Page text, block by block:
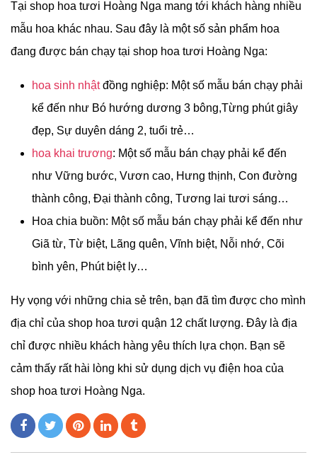
Tại shop hoa tươi Hoàng Nga mang tới khách hàng nhiều
mẫu hoa khác nhau. Sau đây là một số sản phẩm hoa
đang được bán chạy tại shop hoa tươi Hoàng Nga:
hoa sinh nhậtđồng nghiệp: Một số mẫu bán chạy phải
kể đến như Bó hướng dương 3 bông,Từng phút giây
đẹp, Sự duyên dáng 2, tuổi trẻ…
hoa khai trương: Một số mẫu bán chạy phải kể đến
như Vững bước, Vươn cao, Hưng thịnh, Con đường
thành công, Đại thành công, Tương lai tươi sáng…
Hoa chia buồn: Một số mẫu bán chạy phải kể đến như
Giã từ, Từ biệt, Lãng quên, Vĩnh biệt, Nỗi nhớ, Cõi
bình yên, Phút biệt ly…
Hy vọng với những chia sẻ trên, bạn đã tìm được cho mình
địa chỉ của shop hoa tươi quận 12 chất lượng. Đây là địa
chỉ được nhiều khách hàng yêu thích lựa chọn. Bạn sẽ
cảm thấy rất hài lòng khi sử dụng dịch vụ điện hoa của
shop hoa tươi Hoàng Nga.